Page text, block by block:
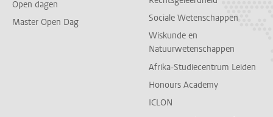
Open dagen
Master Open Dag
Sociale Wetenschappen
Wiskunde en
Natuurwetenschappen
Afrika-Studiecentrum Leiden
Honours Academy
ICLON